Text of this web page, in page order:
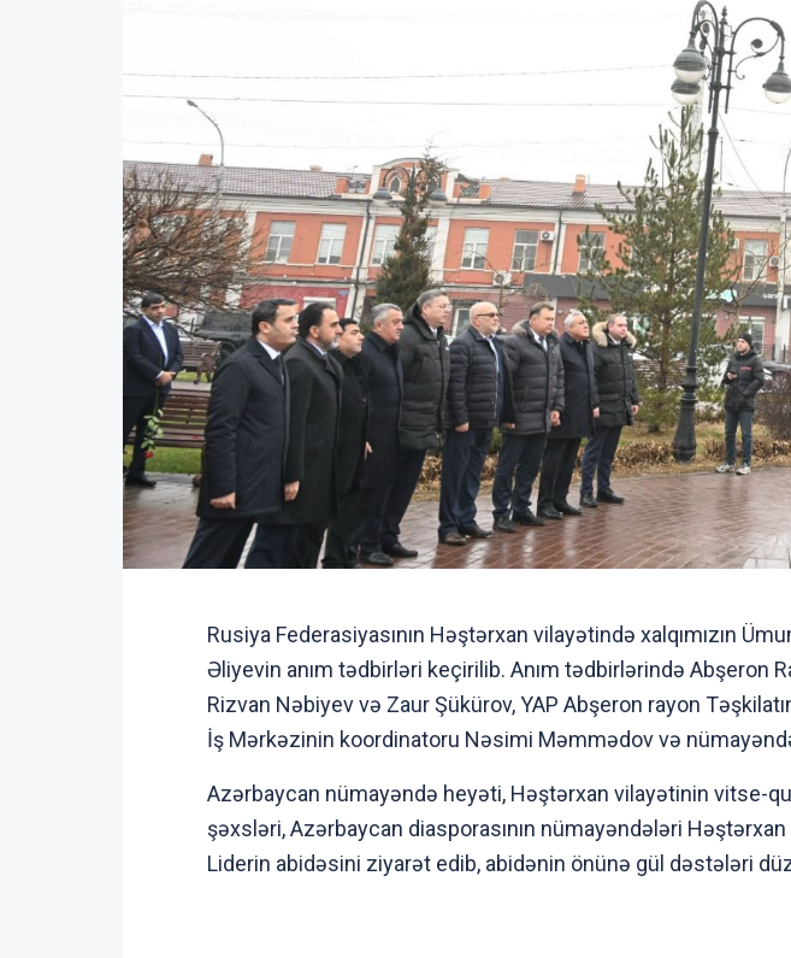
Rusiya Federasiyasının Həştərxan vilayətində xalqımızın
Əliyevin anım tədbirləri keçirilib. Anım tədbirlərində Abşeron
Rizvan Nəbiyev və Zaur Şükürov, YAP Abşeron rayon
İş Mərkəzinin koordinatoru Nəsimi Məmmədov və
Azərbaycan nümayəndə heyəti, Həştərxan vilayətinin vitse-
şəxsləri, Azərbaycan diasporasının nümayəndələri
Liderin abidəsini ziyarət edib, abidənin önünə gül dəstələri